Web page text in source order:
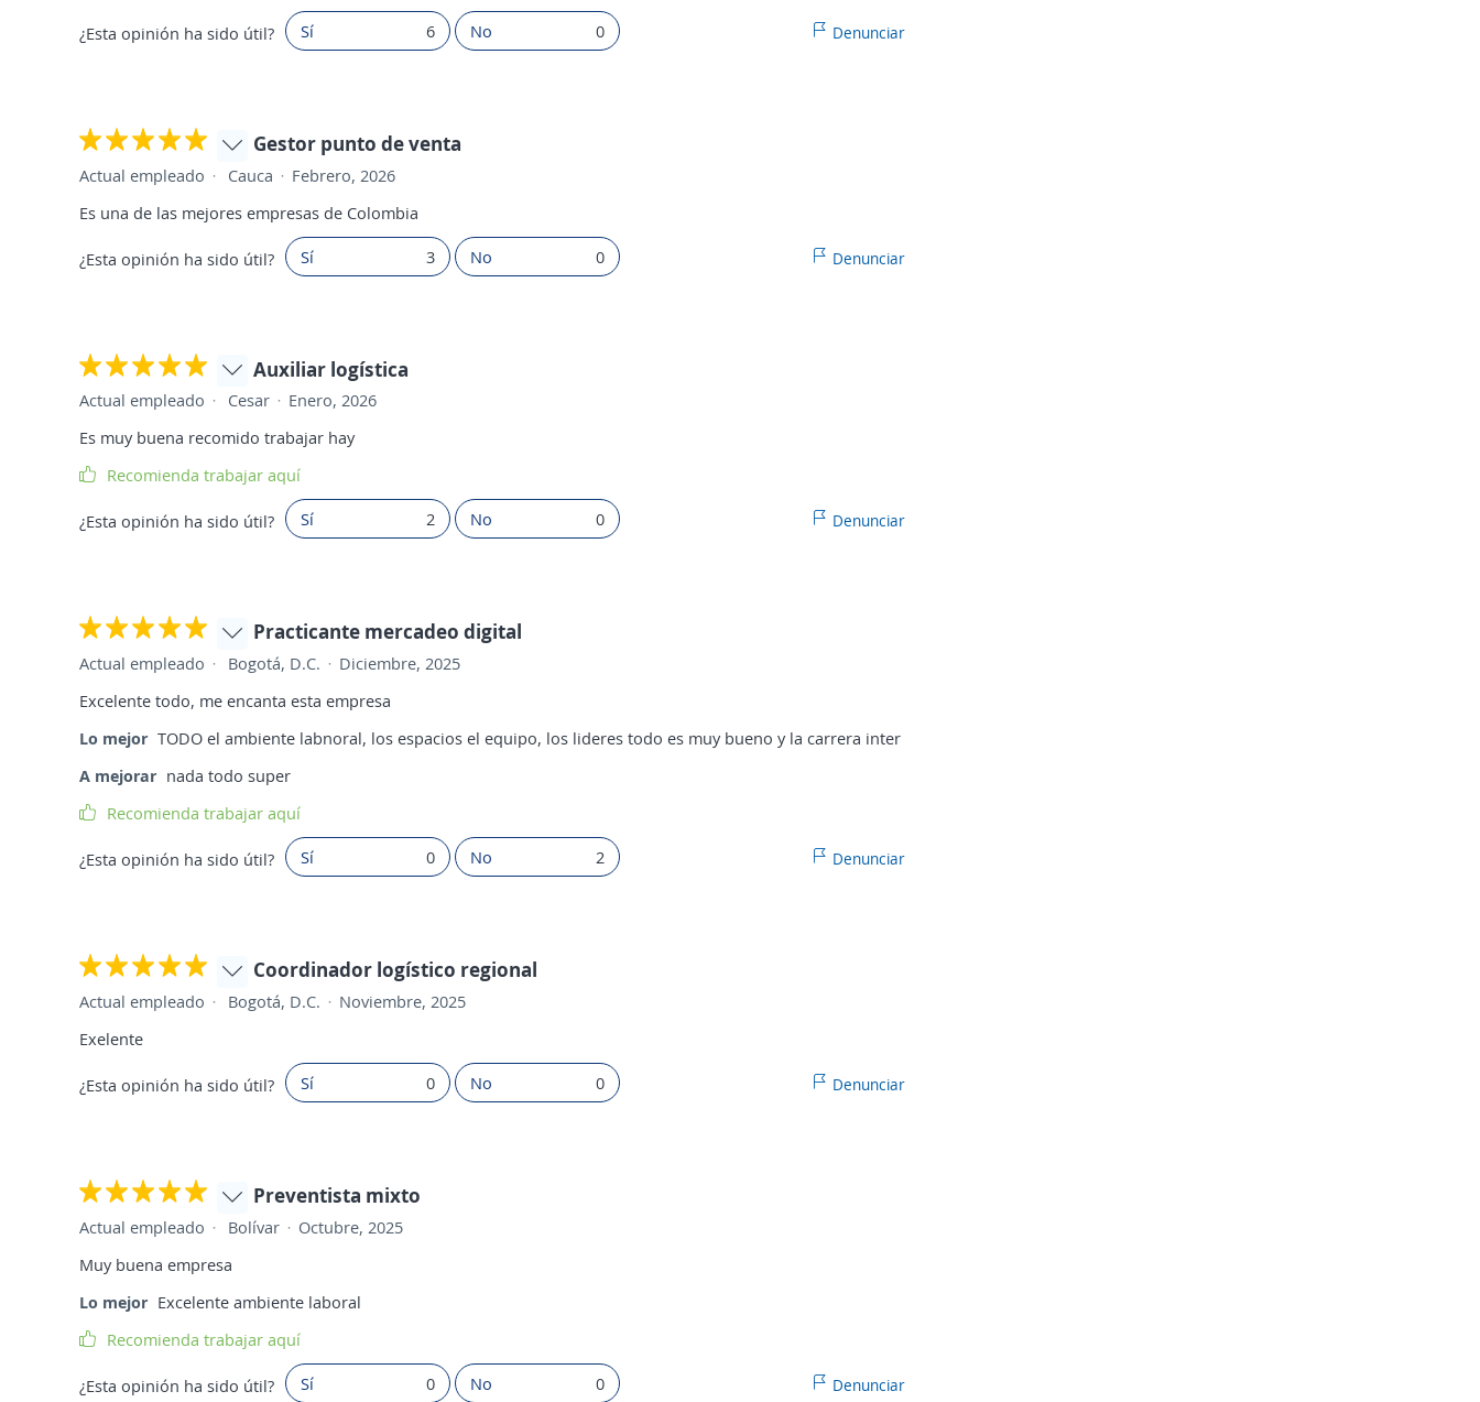
¿Esta opinión ha sido útil? Sí 6 No 0 Denunciar
Gestor punto de venta
Actual empleado Cauca
Febrero, 2026
Es una de las mejores empresas de Colombia
¿Esta opinión ha sido útil? Sí 3 No 0 Denunciar
Auxiliar logística
Actual empleado Cesar
Enero, 2026
Es muy buena recomido trabajar hay
Recomienda trabajar aquí
¿Esta opinión ha sido útil? Sí 2 No 0 Denunciar
Practicante mercadeo digital
Actual empleado Bogotá, D.C.
Diciembre, 2025
Excelente todo, me encanta esta empresa
Lo mejor TODO el ambiente labnoral, los espacios el equipo, los lideres todo es muy bueno y la carrera inter
A mejorar nada todo super
Recomienda trabajar aquí
¿Esta opinión ha sido útil? Sí 0 No 2 Denunciar
Coordinador logístico regional
Actual empleado Bogotá, D.C.
Noviembre, 2025
Exelente
¿Esta opinión ha sido útil? Sí 0 No 0 Denunciar
Preventista mixto
Actual empleado Bolívar
Octubre, 2025
Muy buena empresa
Lo mejor Excelente ambiente laboral
Recomienda trabajar aquí
¿Esta opinión ha sido útil? Sí 0 No 0 Denunciar